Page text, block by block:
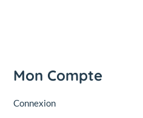
Mon Compte
Connexion